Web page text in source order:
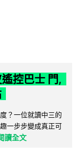
控巴士 門,
？一位就讀中三的
一步步變成真正可
讀全文